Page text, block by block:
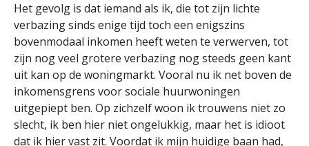
Het gevolg is dat iemand als ik, die tot zijn lichte
verbazing sinds enige tijd toch een enigszins
bovenmodaal inkomen heeft weten te verwerven, tot
zijn nog veel grotere verbazing nog steeds geen kant
uit kan op de woningmarkt. Vooral nu ik net boven de
inkomensgrens voor sociale huurwoningen
uitgepiept ben. Op zichzelf woon ik trouwens niet zo
slecht, ik ben hier niet ongelukkig, maar het is idioot
dat ik hier vast zit. Voordat ik mijn huidige baan had,